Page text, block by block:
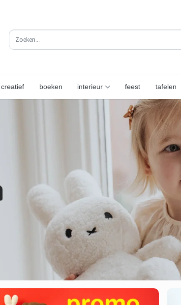
creatief boeken interieur feest tafelen